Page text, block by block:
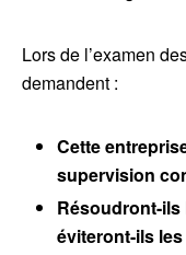
Lors de l’examen
demandent :
Cette
supervision
Résoudront-ils
éviteront-ils